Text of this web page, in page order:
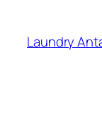
content
Laundry